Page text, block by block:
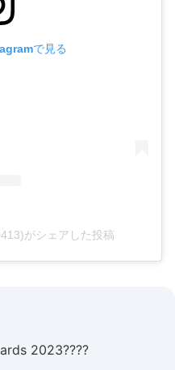
で見る
がシェアした投稿
2023????